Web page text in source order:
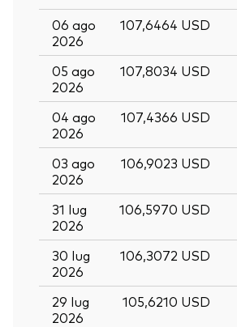
06 ago
2026
107,6464 USD
05 ago
2026
107,8034 USD
04 ago
2026
107,4366 USD
03 ago
2026
106,9023 USD
31 lug
2026
106,5970 USD
30 lug
2026
106,3072 USD
29 lug
2026
105,6210 USD